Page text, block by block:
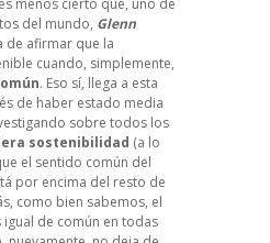
menos cierto que, uno de
del mundo, Glenn
de afirmar que la
cuando, simplemente,
. Eso sí, llega a esta
de haber estado media
sobre todos los
sostenibilidad (a lo
el sentido común del
por encima del resto de
como bien sabemos, el
de común en todas